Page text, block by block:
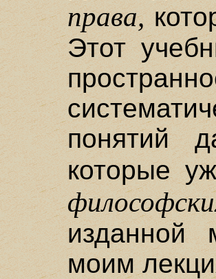
права,
Этот
понятий
которые
изданной
моим